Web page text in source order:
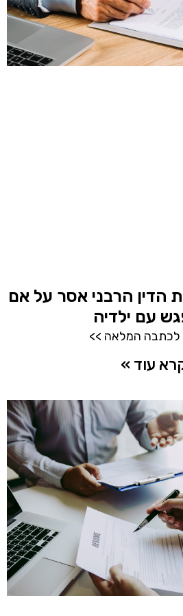
הדין הרבני אסר על אם
עם ילדיה
לכתבה המלאה >>
עוד »